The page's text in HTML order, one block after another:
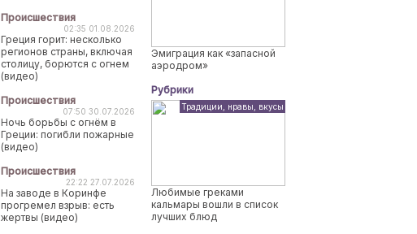
Происшествия
02:35 01.08.2026
Греция горит: несколько
регионов страны, включая
столицу, борются с огнем
(видео)
Происшествия
07:50 30.07.2026
Ночь борьбы с огнём в
Греции: погибли пожарные
(видео)
Происшествия
22:22 27.07.2026
На заводе в Коринфе
прогремел взрыв: есть
жертвы (видео)
Эмиграция как «запасной
аэродром»
Рубрики
Традиции, нравы, вкусы
Любимые греками
кальмары вошли в список
лучших блюд